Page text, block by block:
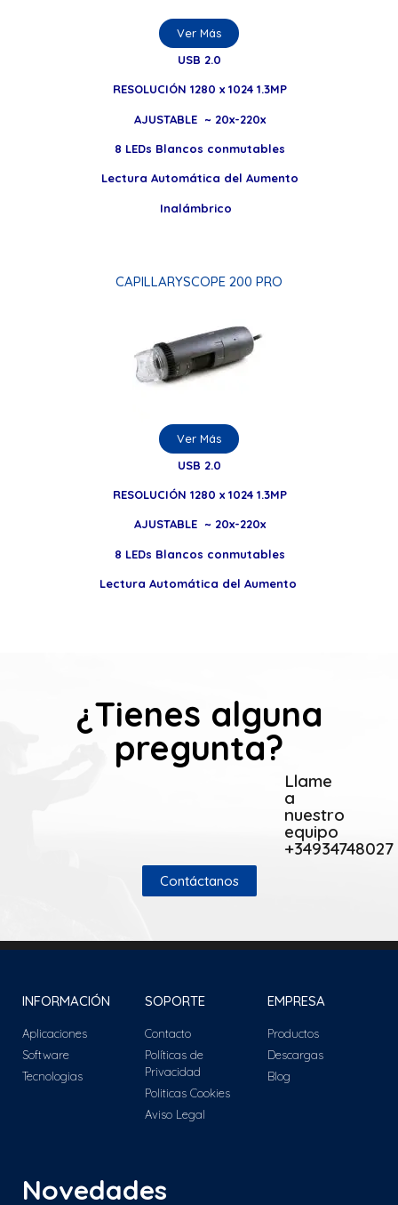
USB 2.0
RESOLUCIÓN 1280 x 1024 1.3MP
AJUSTABLE ~ 20x-220x
8 LEDs Blancos conmutables
Lectura Automática del Aumento
Inalámbrico
Ver Más
CAPILLARYSCOPE 200 PRO
USB 2.0
RESOLUCIÓN 1280 x 1024 1.3MP
AJUSTABLE ~ 20x-220x
8 LEDs Blancos conmutables
Lectura Automática del Aumento
Ver Más
¿Tienes alguna
pregunta?
Llame
a
nuestro
equipo
+34934748027
Contáctanos
INFORMACIÓN
Aplicaciones
Software
Tecnologias
SOPORTE
Contacto
Políticas de
Privacidad
Politicas Cookies
Aviso Legal
EMPRESA
Productos
Descargas
Blog
Novedades